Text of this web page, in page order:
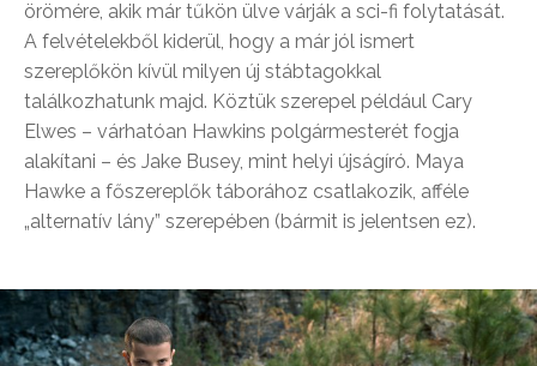
örömére, akik már tűkön ülve várják a sci-fi folytatását.
A felvételekből kiderül, hogy a már jól ismert
szereplőkön kívül milyen új stábtagokkal
találkozhatunk majd. Köztük szerepel például Cary
Elwes – várhatóan Hawkins polgármesterét fogja
alakítani – és Jake Busey, mint helyi újságíró. Maya
Hawke a főszereplők táborához csatlakozik, afféle
„alternatív lány” szerepében (bármit is jelentsen ez).